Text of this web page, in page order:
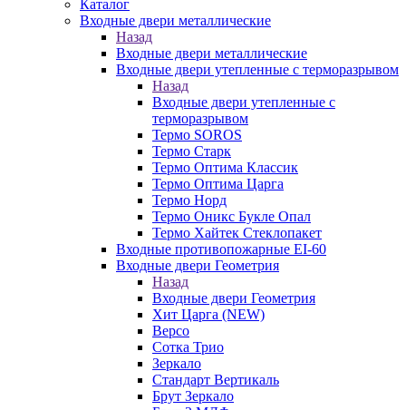
Каталог
Входные двери металлические
Назад
Входные двери металлические
Входные двери утепленные с терморазрывом
Назад
Входные двери утепленные с
терморазрывом
Термо SOROS
Термо Старк
Термо Оптима Классик
Термо Оптима Царга
Термо Норд
Термо Оникс Букле Опал
Термо Хайтек Стеклопакет
Входные противопожарные EI-60
Входные двери Геометрия
Назад
Входные двери Геометрия
Хит Царга (NEW)
Версо
Сотка Трио
Зеркало
Стандарт Вертикаль
Брут Зеркало